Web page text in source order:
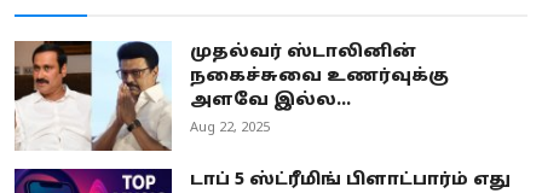
முதல்வர் ஸ்டாலினின்
நகைச்சுவை உணர்வுக்கு
அளவே இல்ல...
Aug 22, 2025
டாப் 5 ஸ்ட்ரீமிங் பிளாட்பார்ம் எது